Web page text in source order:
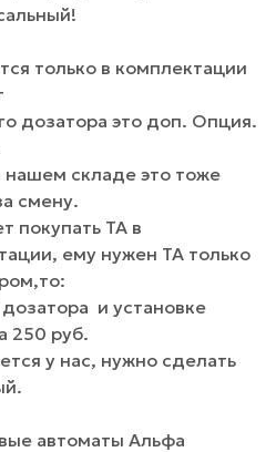
только в комплектации
дозатора это доп. Опция.
нашем складе это тоже
за смену.
покупать ТА в
ему нужен ТА только
и установке
250 руб.
у нас, нужно сделать
автоматы Альфа